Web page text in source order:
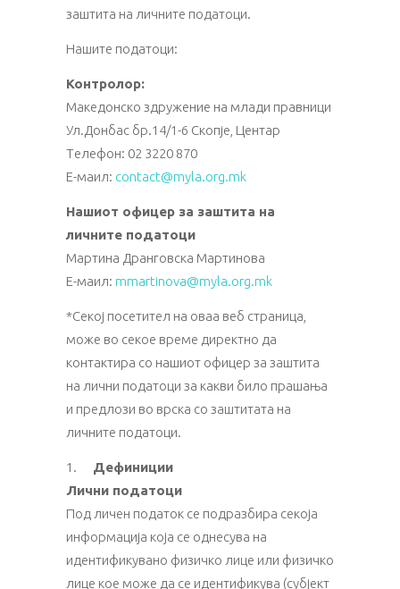
заштита на личните податоци.
Нашите податоци:
Контролор:
Македонско здружение на млади правници
Ул.Донбас бр.14/1-6 Скопје, Центар
Tелефон: 02 3220 870
E-маил: contact@myla.org.mk
Нашиот офицер за заштита на
личните податоци
Мартина Дранговска Мартинова
Е-маил: mmartinova@myla.org.mk
*Секој посетител на оваа веб страница,
може во секое време директно да
контактира со нашиот офицер за заштита
на лични податоци за какви било прашања
и предлози во врска со заштитата на
личните податоци.
1. Дефиниции
Лични податоци
Под личен податок се подразбира секоја
информација која се однесува на
идентификувано физичко лице или физичко
лице кое може да се идентификува (субјект